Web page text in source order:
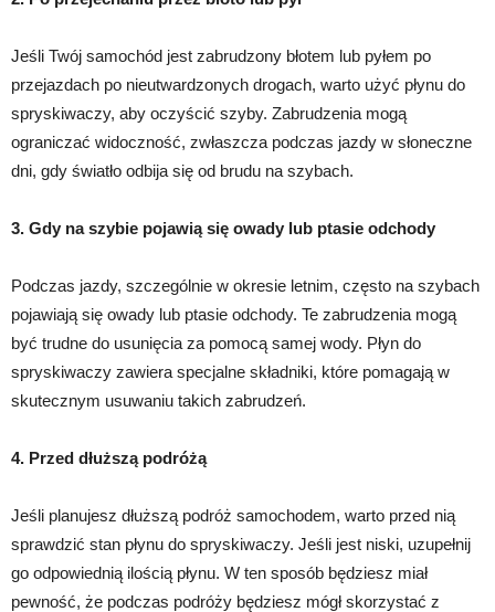
Jeśli Twój samochód jest zabrudzony błotem lub pyłem po
przejazdach po nieutwardzonych drogach, warto użyć płynu do
spryskiwaczy, aby oczyścić szyby. Zabrudzenia mogą
ograniczać widoczność, zwłaszcza podczas jazdy w słoneczne
dni, gdy światło odbija się od brudu na szybach.
3. Gdy na szybie pojawią się owady lub ptasie odchody
Podczas jazdy, szczególnie w okresie letnim, często na szybach
pojawiają się owady lub ptasie odchody. Te zabrudzenia mogą
być trudne do usunięcia za pomocą samej wody. Płyn do
spryskiwaczy zawiera specjalne składniki, które pomagają w
skutecznym usuwaniu takich zabrudzeń.
4. Przed dłuższą podróżą
Jeśli planujesz dłuższą podróż samochodem, warto przed nią
sprawdzić stan płynu do spryskiwaczy. Jeśli jest niski, uzupełnij
go odpowiednią ilością płynu. W ten sposób będziesz miał
pewność, że podczas podróży będziesz mógł skorzystać z